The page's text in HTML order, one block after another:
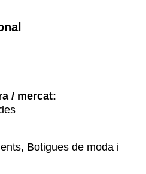
/ mercat:
Botigues de moda i